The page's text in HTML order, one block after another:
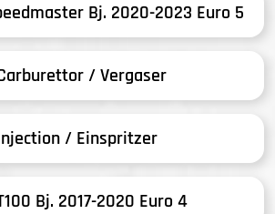
Bj. 2020-2023 Euro 5
/ Vergaser
/ Einspritzer
Bj. 2017-2020 Euro 4